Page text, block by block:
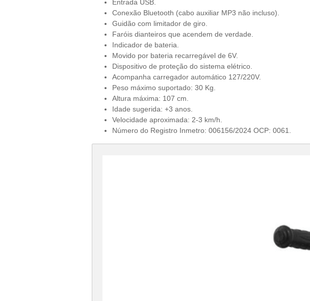
Entrada USB.
Conexão Bluetooth (cabo auxiliar MP3 não incluso).
Guidão com limitador de giro.
Faróis dianteiros que acendem de verdade.
Indicador de bateria.
Movido por bateria recarregável de 6V.
Dispositivo de proteção do sistema elétrico.
Acompanha carregador automático 127/220V.
Peso máximo suportado: 30 Kg.
Altura máxima: 107 cm.
Idade sugerida: +3 anos.
Velocidade aproximada: 2-3 km/h.
Número do Registro Inmetro: 006156/2024 OCP: 0061.